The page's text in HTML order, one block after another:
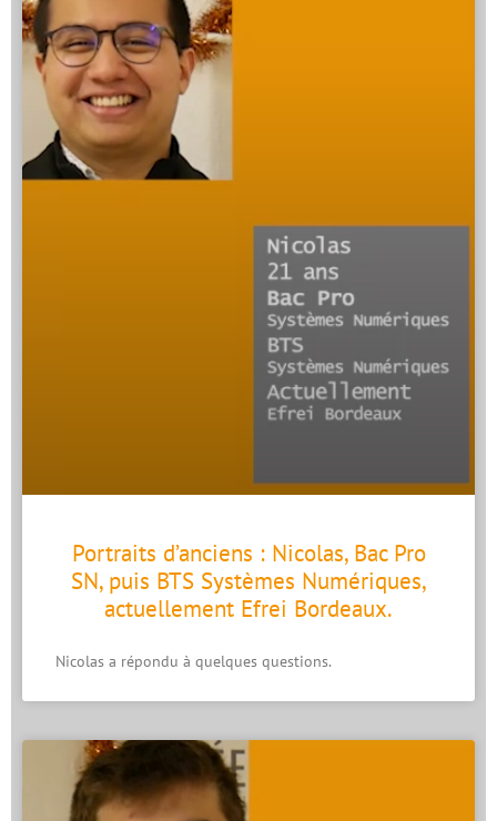
Portraits d’anciens : Nicolas, Bac Pro
SN, puis BTS Systèmes Numériques,
actuellement Efrei Bordeaux.
Nicolas a répondu à quelques questions.